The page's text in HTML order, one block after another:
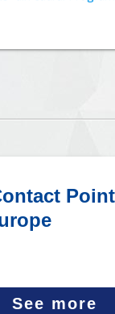
See more